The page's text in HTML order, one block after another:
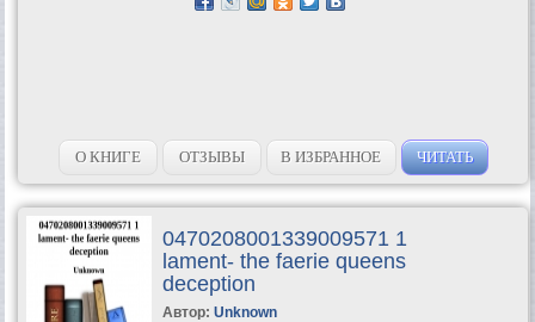
О КНИГЕ ОТЗЫВЫ В ИЗБРАННОЕ ЧИТАТЬ
0470208001339009571 1
lament- the faerie queens
deception
Автор: Unknown